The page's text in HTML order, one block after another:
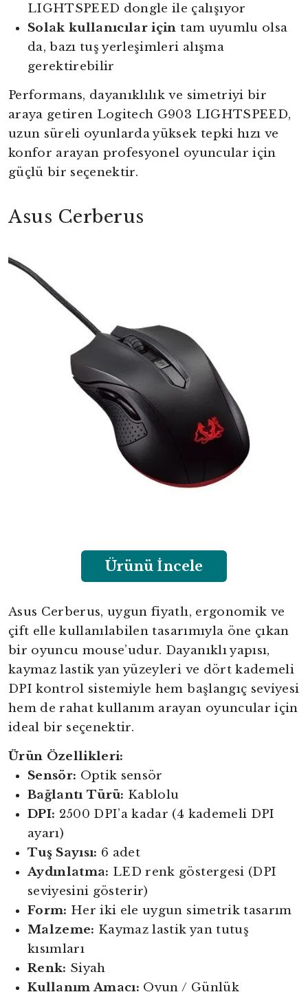
LIGHTSPEED dongle ile çalışıyor
Solak kullanıcılar için tam uyumlu olsa
da, bazı tuş yerleşimleri alışma
gerektirebilir
Performans, dayanıklılık ve simetriyi bir
araya getiren Logitech G903 LIGHTSPEED,
uzun süreli oyunlarda yüksek tepki hızı ve
konfor arayan profesyonel oyuncular için
güçlü bir seçenektir.
Asus Cerberus
Ürünü İncele
Asus Cerberus, uygun fiyatlı, ergonomik ve
çift elle kullanılabilen tasarımıyla öne çıkan
bir oyuncu mouse’udur. Dayanıklı yapısı,
kaymaz lastik yan yüzeyleri ve dört kademeli
DPI kontrol sistemiyle hem başlangıç seviyesi
hem de rahat kullanım arayan oyuncular için
ideal bir seçenektir.
Ürün Özellikleri:
Sensör: Optik sensör
Bağlantı Türü: Kablolu
DPI: 2500 DPI’a kadar (4 kademeli DPI
ayarı)
Tuş Sayısı: 6 adet
Aydınlatma: LED renk göstergesi (DPI
seviyesini gösterir)
Form: Her iki ele uygun simetrik tasarım
Malzeme: Kaymaz lastik yan tutuş
kısımları
Renk: Siyah
Kullanım Amacı: Oyun / Günlük